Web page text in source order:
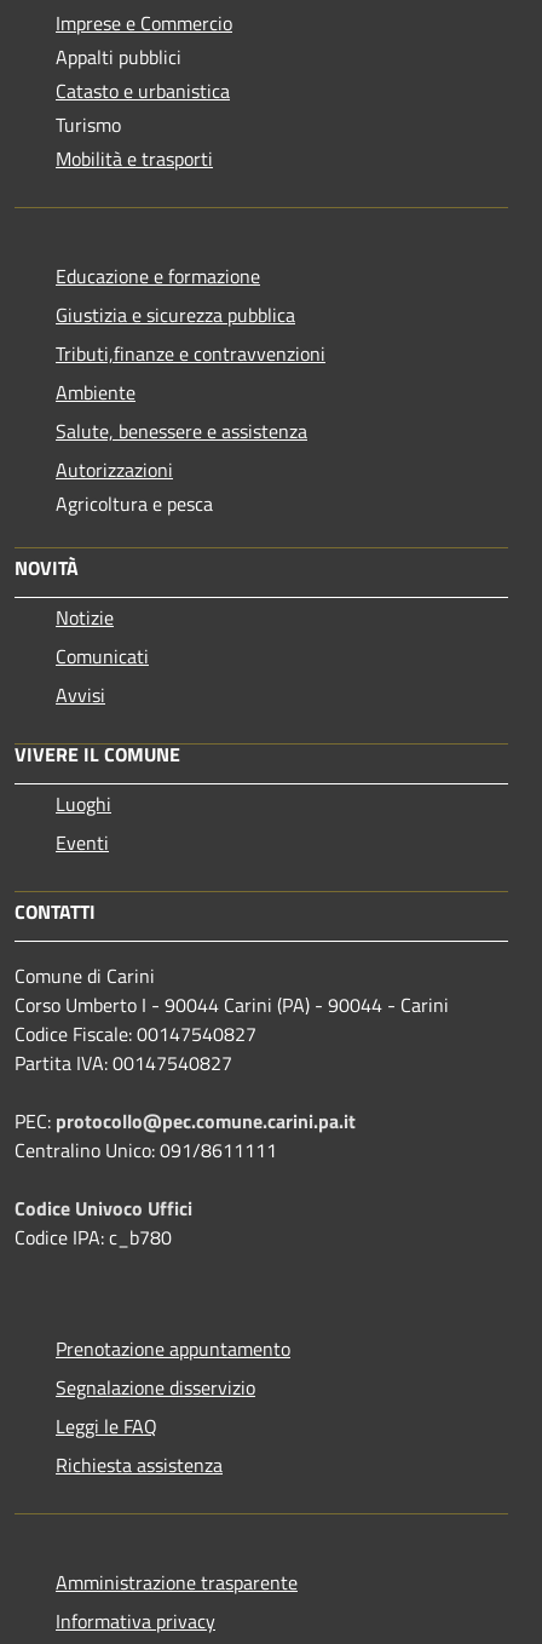
Imprese e Commercio
Appalti pubblici
Catasto e urbanistica
Turismo
Mobilità e trasporti
Educazione e formazione
Giustizia e sicurezza pubblica
Tributi,finanze e contravvenzioni
Ambiente
Salute, benessere e assistenza
Autorizzazioni
Agricoltura e pesca
NOVITÀ
Notizie
Comunicati
Avvisi
VIVERE IL COMUNE
Luoghi
Eventi
CONTATTI
Comune di Carini
Corso Umberto I - 90044 Carini (PA) - 90044 - Carini
Codice Fiscale: 00147540827
Partita IVA: 00147540827
PEC: protocollo@pec.comune.carini.pa.it
Centralino Unico: 091/8611111
Codice Univoco Uffici
Codice IPA: c_b780
Prenotazione appuntamento
Segnalazione disservizio
Leggi le FAQ
Richiesta assistenza
Amministrazione trasparente
Informativa privacy